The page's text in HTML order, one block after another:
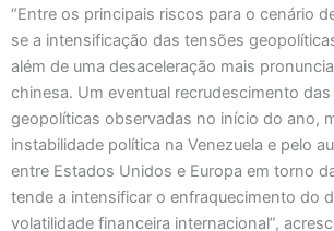
“Entre os principais riscos para o cenário
se a intensificação das tensões
além de uma desaceleração mais
chinesa. Um eventual recrudescimento
geopolíticas observadas no início do ano,
instabilidade política na Venezuela e pelo
entre Estados Unidos e Europa em torno
tende a intensificar o enfraquecimento do
volatilidade financeira internacional”,